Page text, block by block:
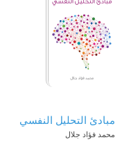
مبادئ التحليل النفسي
محمد فؤاد جلال